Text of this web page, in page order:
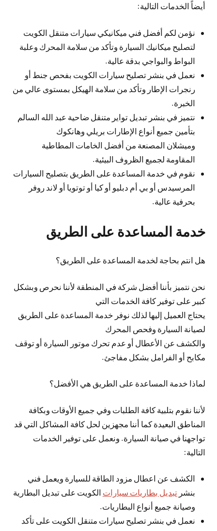
أيضاً الخدمات التالية:
نؤمن لكم أفضل فني ميكانيكي سيارات متنقل الكويت
لتصليح ميكانيك السيارة وتأكد من سلامة المحرك وعلبة
البواط والبواجي بدقة عالية.
نعمل في بنشر تصليح سيارات الكويت بفحص جنط أو
رنجرات الإطار وتأكد من سلامة الهيكل بمستوى عالي من
الخبرة.
نتميز في بنشر تبديل تواير متنقل ضاحية عبد الله السالم
بتأمين جميع أنواع الإطارات بريلي وهانكوك
وميشلان المصنعة من أفضل الخامات المطاطية
المقاومة لجميع الظروف البيئية.
نقوم في خدمة المساعدة على الطريق بتصليح السيارات
المرسيدس أو بي أم دبليو أو كيا أو توتويا أو لاند روفر
بحرفية عالية.
خدمة المساعدة على الطريق
هل انتم بحاجة لخدمة المساعدة على الطريق؟
نحن نتميز بأننا أفضل شركة في المنطقة لأننا نحرص وبشكل
كبير على توفير كافة الخدمات التي
يحتاج العميل إليها لذلك نوفر خدمة المساعدة على الطريق
لصيانة السيارة وفحص المحرك
والكشف عن الأعطال أو عدم تحرك موتور السيارة أو توقف
مكابح أو الفرامل بشكل مفاجئ.
لماذا خدمة المساعدة على الطريق هي الأفضل؟
لأننا نقوم بتلبية كافة الطلبات وفي جميع الأوقات وبكافة
المناطق البعيدة كما أننا مجهزين لحل كافة المشاكل التي قد
تواجهنا في صيانة السيارة. ونعمل على توفير الخدمات
التالية:
الكشف عن اعطال مزود الطاقة للسيارة ويعمل فني
بنشرتبديل بطاريات سيارات الكويت على تبديل البطارية
وصيانة جميع أنواع البطاريات.
نعمل في بنشر تصليح سيارات متنقل الكويت على تأكد